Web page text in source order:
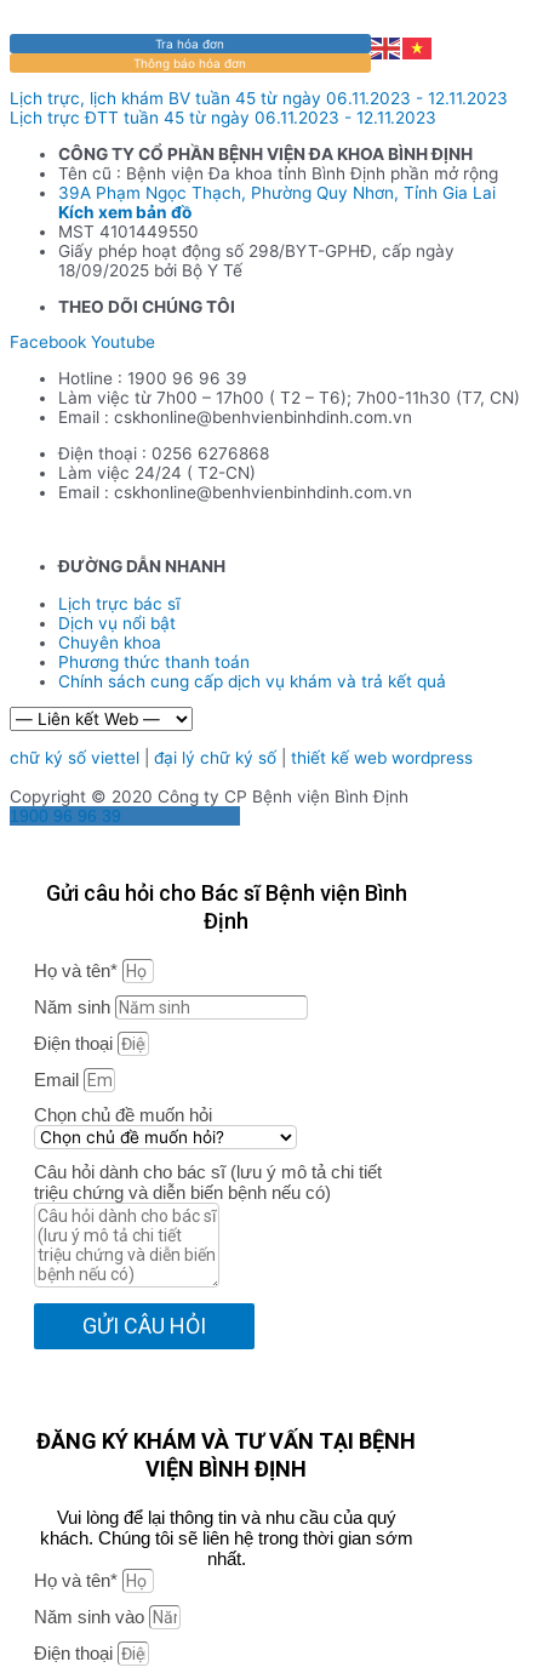
Tra hóa đơn
Thông báo hóa đơn
Lịch trực, lịch khám BV tuần 45 từ ngày 06.11.2023 - 12.11.2023
Lịch trực ĐTT tuần 45 từ ngày 06.11.2023 - 12.11.2023
CÔNG TY CỔ PHẦN BỆNH VIỆN ĐA KHOA BÌNH ĐỊNH
Tên cũ : Bệnh viện Đa khoa tỉnh Bình Định phần mở rộng
39A Phạm Ngọc Thạch, Phường Quy Nhơn, Tỉnh Gia Lai
Kích xem bản đồ
MST 4101449550
Giấy phép hoạt động số 298/BYT-GPHĐ, cấp ngày
18/09/2025 bởi Bộ Y Tế
THEO DÕI CHÚNG TÔI
Facebook Youtube
Hotline : 1900 96 96 39
Làm việc từ 7h00 – 17h00 ( T2 – T6); 7h00-11h30 (T7, CN)
Email : cskhonline@benhvienbinhdinh.com.vn
Điện thoại : 0256 6276868
Làm việc 24/24 ( T2-CN)
Email : cskhonline@benhvienbinhdinh.com.vn
ĐƯỜNG DẪN NHANH
Lịch trực bác sĩ
Dịch vụ nổi bật
Chuyên khoa
Phương thức thanh toán
Chính sách cung cấp dịch vụ khám và trả kết quả
chữ ký số viettel đại lý chữ ký số
thiết kế web wordpress
Copyright © 2020 Công ty CP Bệnh viện Bình Định
1900 96 96 39
Gửi câu hỏi cho Bác sĩ Bệnh viện Bình
Định
Họ và tên*
Năm sinh
Điện thoại
Email
Chọn chủ đề muốn hỏi
Câu hỏi dành cho bác sĩ (lưu ý mô tả chi tiết
triệu chứng và diễn biến bệnh nếu có)
GỬI CÂU HỎI
ĐĂNG KÝ KHÁM VÀ TƯ VẤN TẠI BỆNH
VIỆN BÌNH ĐỊNH
Vui lòng để lại thông tin và nhu cầu của quý
khách. Chúng tôi sẽ liên hệ trong thời gian sớm
nhất.
Họ và tên*
Năm sinh vào
Điện thoại